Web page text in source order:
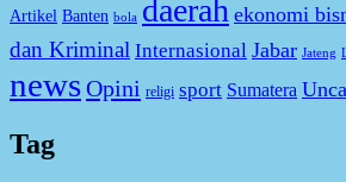
Artikel Banten bola daerah ekonomi
dan Kriminal Internasional Jabar Jateng
newsOpini religi sport Sumatera
Tag